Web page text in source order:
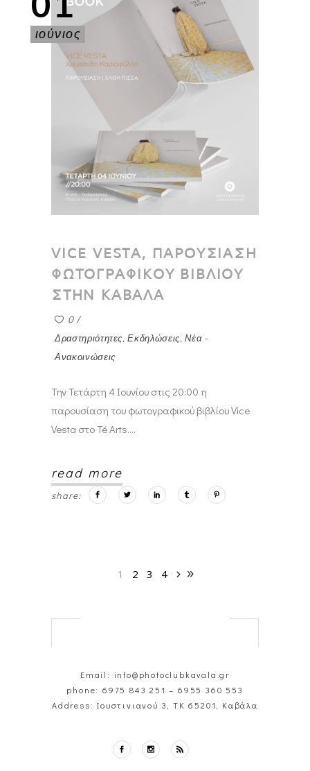
ιούνιος
VICE VESTA, ΠΑΡΟΥΣΙΑΣΗ
ΦΩΤΟΓΡΑΦΙΚΟΥ ΒΙΒΛΙΟΥ
ΣΤΗΝ ΚΑΒΑΛΑ
0
Δραστηριότητες ,Εκδηλώσεις ,Νέα -
Ανακοινώσεις
Την Τετάρτη 4 Ιουνίου στις 20:00 η
παρουσίαση του φωτογραφικού βιβλίου Vice
Vesta στο Té Arts.
read more
share:
1 2 3 4
Email: info@photoclubkavala.gr
phone: 6975 843 251 – 6955 360 553
Address: Ιουστινιανού 3, ΤΚ 65201, Καβάλα